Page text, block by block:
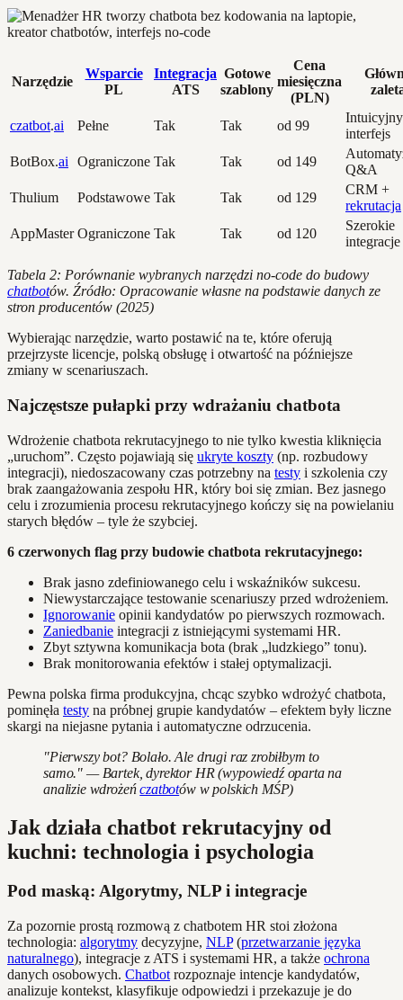
Narzędzie
Wsparcie
PL
Integracja
ATS
Gotowe
szablony
Cena
miesięczna
(PLN)
czatbot.ai Pełne Tak Tak od 99
Intuicyjny
interfejs
BotBox.ai Ograniczone Tak Tak od 149
Q&A
Thulium
Podstawowe Tak Tak od 129
CRM +
rekrutacja
AppMaster Ograniczone Tak Tak od 120
Szerokie
integracje
Tabela 2: Porównanie wybranych narzędzi no-code do budowy
chatbotów. Źródło: Opracowanie własne na podstawie danych ze
stron producentów (2025)
Wybierając narzędzie, warto postawić na te, które oferują
przejrzyste licencje, polską obsługę i otwartość na późniejsze
zmiany w scenariuszach.
Najczęstsze pułapki przy wdrażaniu chatbota
Wdrożenie chatbota rekrutacyjnego to nie tylko kwestia kliknięcia
„uruchom”. Często pojawiają się ukryte koszty (np. rozbudowy
integracji), niedoszacowany czas potrzebny na testy i szkolenia czy
brak zaangażowania zespołu HR, który boi się zmian. Bez jasnego
celu i zrozumienia procesu rekrutacyjnego kończy się na powielaniu
starych błędów – tyle że szybciej.
6 czerwonych flag przy budowie chatbota rekrutacyjnego:
Brak jasno zdefiniowanego celu i wskaźników sukcesu.
Niewystarczające testowanie scenariuszy przed wdrożeniem.
Ignorowanie opinii kandydatów po pierwszych rozmowach.
Zaniedbanie integracji z istniejącymi systemami HR.
Zbyt sztywna komunikacja bota (brak „ludzkiego” tonu).
Brak monitorowania efektów i stałej optymalizacji.
Pewna polska firma produkcyjna, chcąc szybko wdrożyć chatbota,
pominęła testy na próbnej grupie kandydatów – efektem były liczne
skargi na niejasne pytania i automatyczne odrzucenia.
"Pierwszy bot? Bolało. Ale drugi raz zrobiłbym to
samo." — Bartek, dyrektor HR (wypowiedź oparta na
analizie wdrożeńczatbotów w polskich MŚP)
Jak działa chatbot rekrutacyjny od
kuchni: technologia i psychologia
Pod maską: Algorytmy, NLP i integracje
Za pozornie prostą rozmową z chatbotem HR stoi złożona
technologia: algorytmy decyzyjne, NLP(przetwarzanie języka
naturalnego), integracje z ATS i systemami HR, a także ochrona
danych osobowych. Chatbot rozpoznaje intencje kandydatów,
analizuje kontekst, klasyfikuje odpowiedzi i przekazuje je do